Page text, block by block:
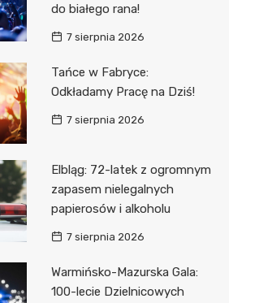
do białego rana!
7 sierpnia 2026
Tańce w Fabryce:
Odkładamy Pracę na Dziś!
7 sierpnia 2026
Elbląg: 72-latek z ogromnym
zapasem nielegalnych
papierosów i alkoholu
7 sierpnia 2026
Warmińsko-Mazurska Gala:
100-lecie Dzielnicowych